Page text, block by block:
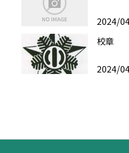
2024/
校章
2024/